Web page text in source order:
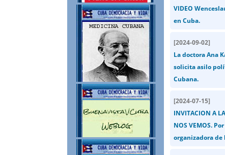
VIDEO
en Cuba.
[2024-09-02]
La doctora Ana
solicita asilo
Cubana.
[2024-07-15]
INVITACION A
NOS VEMOS.
organizadora de